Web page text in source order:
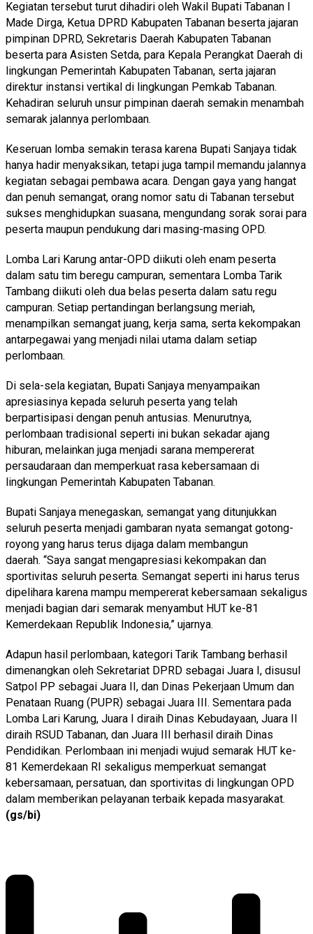
Kegiatan tersebut turut dihadiri oleh Wakil Bupati Tabanan I
Made Dirga, Ketua DPRD Kabupaten Tabanan beserta jajaran
pimpinan DPRD, Sekretaris Daerah Kabupaten Tabanan
beserta para Asisten Setda, para Kepala Perangkat Daerah di
lingkungan Pemerintah Kabupaten Tabanan, serta jajaran
direktur instansi vertikal di lingkungan Pemkab Tabanan.
Kehadiran seluruh unsur pimpinan daerah semakin menambah
semarak jalannya perlombaan.
Keseruan lomba semakin terasa karena Bupati Sanjaya tidak
hanya hadir menyaksikan, tetapi juga tampil memandu jalannya
kegiatan sebagai pembawa acara. Dengan gaya yang hangat
dan penuh semangat, orang nomor satu di Tabanan tersebut
sukses menghidupkan suasana, mengundang sorak sorai para
peserta maupun pendukung dari masing-masing OPD.
Lomba Lari Karung antar-OPD diikuti oleh enam peserta
dalam satu tim beregu campuran, sementara Lomba Tarik
Tambang diikuti oleh dua belas peserta dalam satu regu
campuran. Setiap pertandingan berlangsung meriah,
menampilkan semangat juang, kerja sama, serta kekompakan
antarpegawai yang menjadi nilai utama dalam setiap
perlombaan.
Di sela-sela kegiatan, Bupati Sanjaya menyampaikan
apresiasinya kepada seluruh peserta yang telah
berpartisipasi dengan penuh antusias. Menurutnya,
perlombaan tradisional seperti ini bukan sekadar ajang
hiburan, melainkan juga menjadi sarana mempererat
persaudaraan dan memperkuat rasa kebersamaan di
lingkungan Pemerintah Kabupaten Tabanan.
Bupati Sanjaya menegaskan, semangat yang ditunjukkan
seluruh peserta menjadi gambaran nyata semangat gotong-
royong yang harus terus dijaga dalam membangun
daerah. “Saya sangat mengapresiasi kekompakan dan
sportivitas seluruh peserta. Semangat seperti ini harus terus
dipelihara karena mampu mempererat kebersamaan sekaligus
menjadi bagian dari semarak menyambut HUT ke-81
Kemerdekaan Republik Indonesia,” ujarnya.
Adapun hasil perlombaan, kategori Tarik Tambang berhasil
dimenangkan oleh Sekretariat DPRD sebagai Juara I, disusul
Satpol PP sebagai Juara II, dan Dinas Pekerjaan Umum dan
Penataan Ruang (PUPR) sebagai Juara III. Sementara pada
Lomba Lari Karung, Juara I diraih Dinas Kebudayaan, Juara II
diraih RSUD Tabanan, dan Juara III berhasil diraih Dinas
Pendidikan. Perlombaan ini menjadi wujud semarak HUT ke-
81 Kemerdekaan RI sekaligus memperkuat semangat
kebersamaan, persatuan, dan sportivitas di lingkungan OPD
dalam memberikan pelayanan terbaik kepada masyarakat.
(gs/bi)